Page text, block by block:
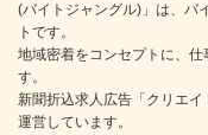
(バイトジャングル)」は、バ
トです。
地域密着をコンセプトに、
す。
新聞折込求人広告「クリエ
運営しています。